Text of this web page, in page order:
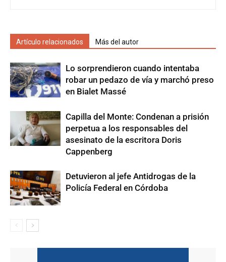
Artículo relacionados Más del autor
Lo sorprendieron cuando intentaba
robar un pedazo de vía y marchó preso
en Bialet Massé
Capilla del Monte: Condenan a prisión
perpetua a los responsables del
asesinato de la escritora Doris
Cappenberg
Detuvieron al jefe Antidrogas de la
Policía Federal en Córdoba